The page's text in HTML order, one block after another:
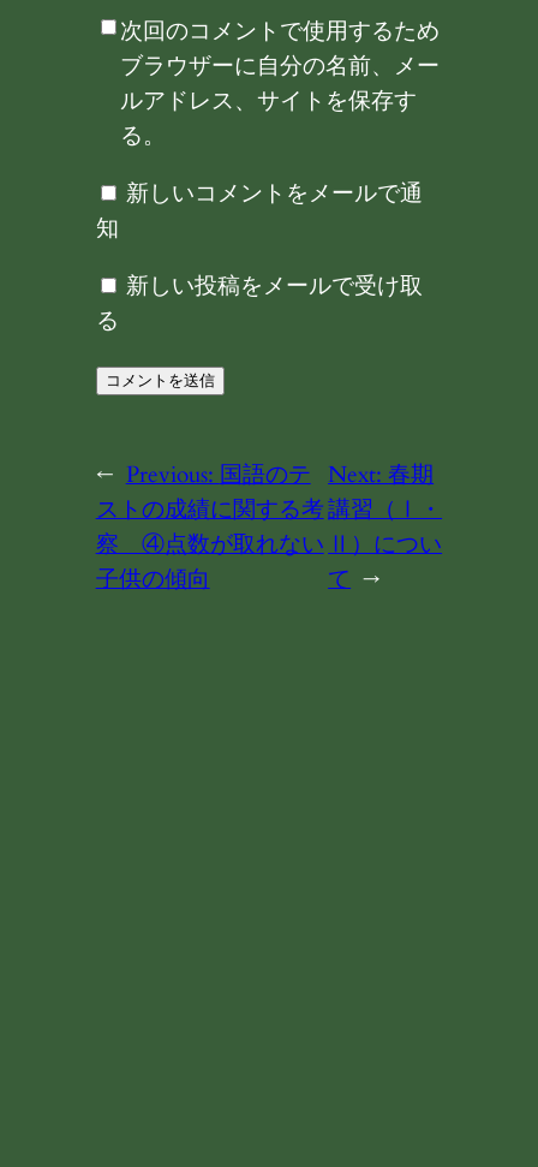
次回のコメントで使用するため
ブラウザーに自分の名前、メー
ルアドレス、サイトを保存す
る。
新しいコメントをメールで通
知
新しい投稿をメールで受け取
る
← Previous: 国語のテ
ストの成績に関する考
察 ④点数が取れない
子供の傾向
Next:春期
講習（Ⅰ・
Ⅱ）につい
て →